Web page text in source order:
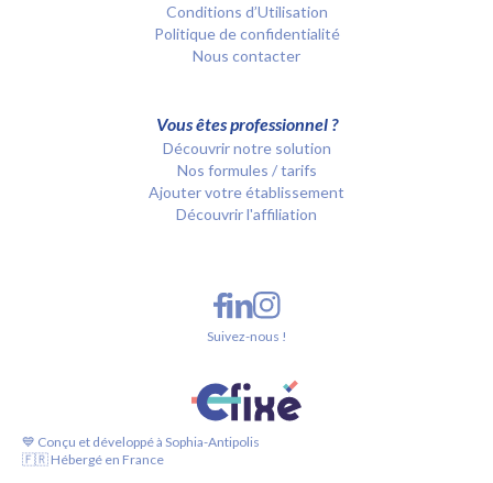
Conditions d’Utilisation
Politique de confidentialité
Nous contacter
Vous êtes professionnel ?
Découvrir notre solution
Nos formules / tarifs
Ajouter votre établissement
Découvrir l'affiliation
💙 Conçu et développé à Sophia-Antipolis
🇫🇷 Hébergé en France
Suivez-nous !